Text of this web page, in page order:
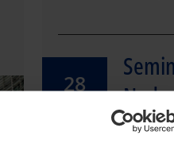
28
2026